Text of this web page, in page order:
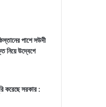
পাশে সউদী
নিয়ে উদ্বেগে
করেছে সরকার :